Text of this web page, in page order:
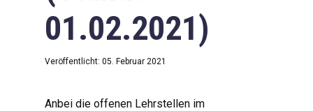
01.02.2021)
Veröffentlicht: 05. Februar 2021
Anbei die offenen Lehrstellen im